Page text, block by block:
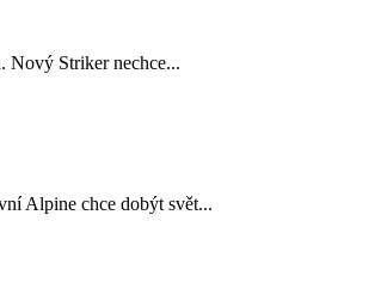
Nový Striker nechce...
Alpine chce dobýt svět...